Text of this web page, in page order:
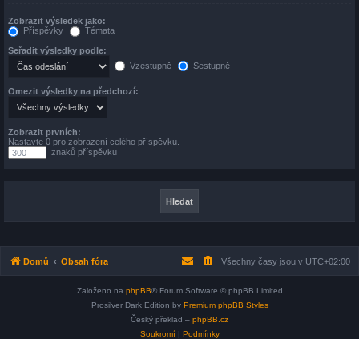
Zobrazit výsledek jako:
Příspěvky
Témata
Seřadit výsledky podle:
Vzestupně
Sestupně
Omezit výsledky na předchozí:
Zobrazit prvních:
Nastavte 0 pro zobrazení celého příspěvku.
znaků příspěvku
Domů Obsah fóra Všechny časy jsou v UTC+02:00
Založeno na phpBB® Forum Software © phpBB Limited
Prosilver Dark Edition by Premium phpBB Styles
Český překlad – phpBB.cz
Soukromí| Podmínky